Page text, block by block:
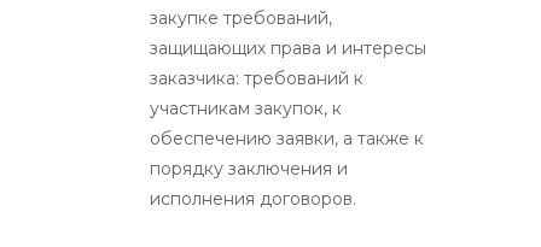
закупке требований,
защищающих права и интересы
заказчика: требований к
участникам закупок, к
обеспечению заявки, а также к
порядку заключения и
исполнения договоров.